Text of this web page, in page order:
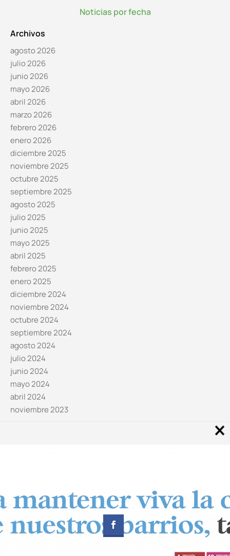
Noticias por fecha
Archivos
agosto 2026
julio 2026
junio 2026
mayo 2026
abril 2026
marzo 2026
febrero 2026
enero 2026
diciembre 2025
noviembre 2025
octubre 2025
septiembre 2025
agosto 2025
julio 2025
junio 2025
mayo 2025
abril 2025
febrero 2025
enero 2025
diciembre 2024
noviembre 2024
octubre 2024
septiembre 2024
agosto 2024
julio 2024
junio 2024
mayo 2024
abril 2024
noviembre 2023